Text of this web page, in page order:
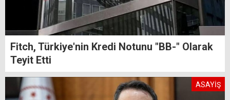
Fitch, Türkiye'nin Kredi Notunu "BB-" Olarak
Teyit Etti
ASAYİŞ